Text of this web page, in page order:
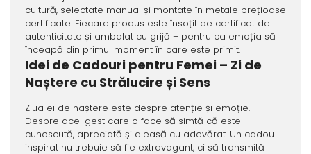
cultură, selectate manual și montate în metale prețioase
certificate. Fiecare produs este însoțit de certificat de
autenticitate și ambalat cu grijă – pentru ca emoția să
înceapă din primul moment în care este primit.
Idei de Cadouri pentru Femei – Zi de
Naștere cu Strălucire și Sens
Ziua ei de naștere este despre atenție și emoție.
Despre acel gest care o face să simtă că este
cunoscută, apreciată și aleasă cu adevărat. Un cadou
inspirat nu trebuie să fie extravagant, ci să transmită